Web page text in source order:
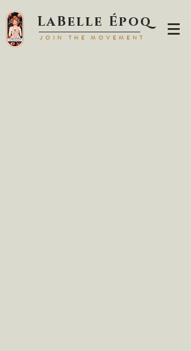
LaBelle Époq
JOIN TH E MOVEMENT